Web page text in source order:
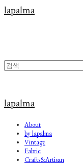
lapalma
lapalma
About
by lapalma
Vintage
Fabric
Crafts&Artisan